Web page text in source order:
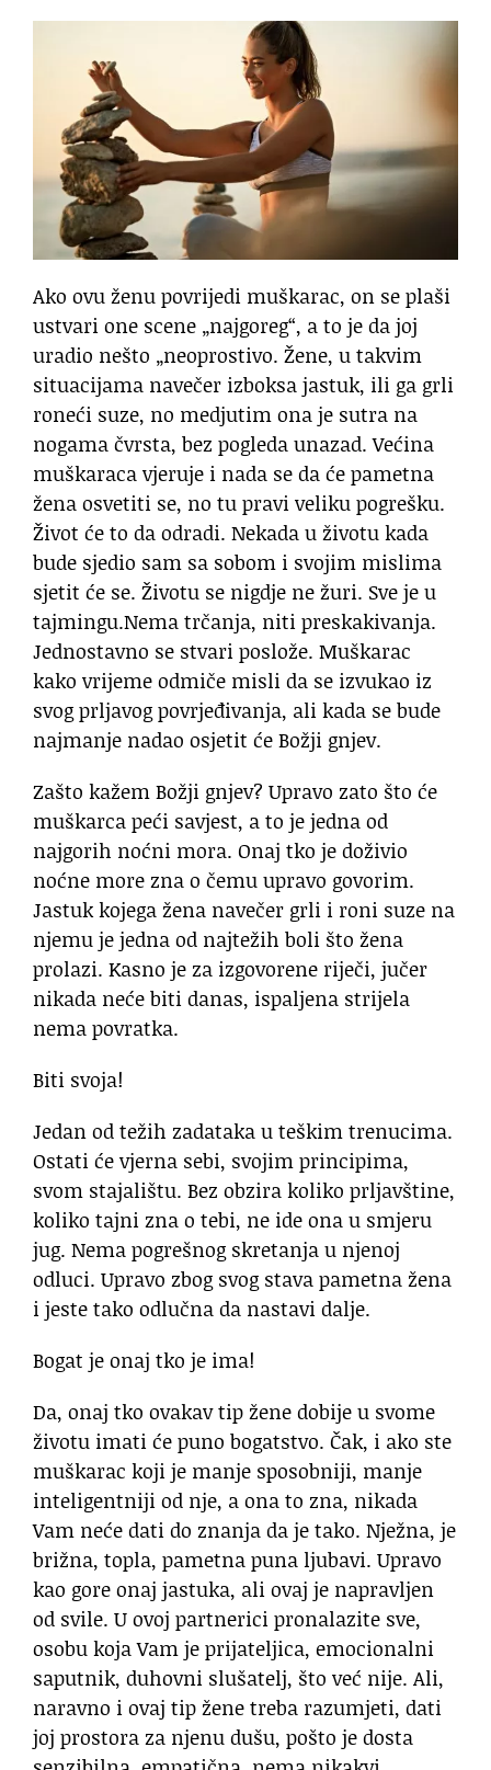
Ako ovu ženu povrijedi muškarac, on se plaši
ustvari one scene „najgoreg“, a to je da joj
uradio nešto „neoprostivo. Žene, u takvim
situacijama navečer izboksa jastuk, ili ga grli
roneći suze, no medjutim ona je sutra na
nogama čvrsta, bez pogleda unazad. Većina
muškaraca vjeruje i nada se da će pametna
žena osvetiti se, no tu pravi veliku pogrešku.
Život će to da odradi. Nekada u životu kada
bude sjedio sam sa sobom i svojim mislima
sjetit će se. Životu se nigdje ne žuri. Sve je u
tajmingu.Nema trčanja, niti preskakivanja.
Jednostavno se stvari poslože. Muškarac
kako vrijeme odmiče misli da se izvukao iz
svog prljavog povrjeđivanja, ali kada se bude
najmanje nadao osjetit će Božji gnjev.
Zašto kažem Božji gnjev? Upravo zato što će
muškarca peći savjest, a to je jedna od
najgorih noćni mora. Onaj tko je doživio
noćne more zna o čemu upravo govorim.
Jastuk kojega žena navečer grli i roni suze na
njemu je jedna od najtežih boli što žena
prolazi. Kasno je za izgovorene riječi, jučer
nikada neće biti danas, ispaljena strijela
nema povratka.
Biti svoja!
Jedan od težih zadataka u teškim trenucima.
Ostati će vjerna sebi, svojim principima,
svom stajalištu. Bez obzira koliko prljavštine,
koliko tajni zna o tebi, ne ide ona u smjeru
jug. Nema pogrešnog skretanja u njenoj
odluci. Upravo zbog svog stava pametna žena
i jeste tako odlučna da nastavi dalje.
Bogat je onaj tko je ima!
Da, onaj tko ovakav tip žene dobije u svome
životu imati će puno bogatstvo. Čak, i ako ste
muškarac koji je manje sposobniji, manje
inteligentniji od nje, a ona to zna, nikada
Vam neće dati do znanja da je tako. Nježna, je
brižna, topla, pametna puna ljubavi. Upravo
kao gore onaj jastuka, ali ovaj je napravljen
od svile. U ovoj partnerici pronalazite sve,
osobu koja Vam je prijateljica, emocionalni
saputnik, duhovni slušatelj, što već nije. Ali,
naravno i ovaj tip žene treba razumjeti, dati
joj prostora za njenu dušu, pošto je dosta